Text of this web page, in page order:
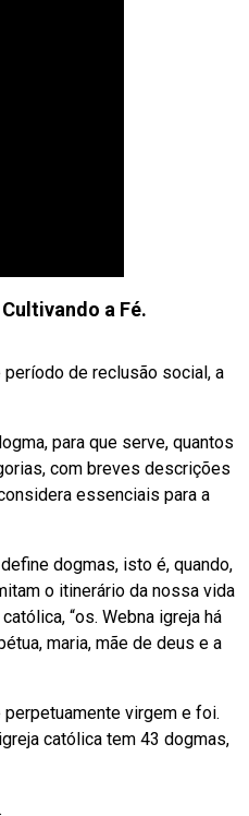
a Fé.
de reclusão social, a
para que serve, quantos
com breves descrições
essenciais para a
dogmas, isto é, quando,
o itinerário da nossa vida
“os. Webna igreja há
maria, mãe de deus e a
virgem e foi.
católica tem 43 dogmas,